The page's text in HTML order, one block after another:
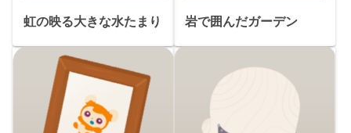
虹の映る大きな水たまり 岩で囲んだガーデン